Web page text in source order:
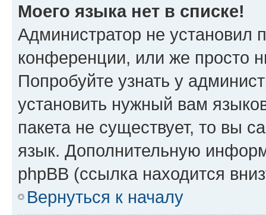
Моего языка нет в списке!
Администратор не установил
конференции, или же просто
Попробуйте узнать у
установить нужный вам
пакета не существует, то вы
язык. Дополнительную
phpBB (ссылка находится
Вернуться к началу